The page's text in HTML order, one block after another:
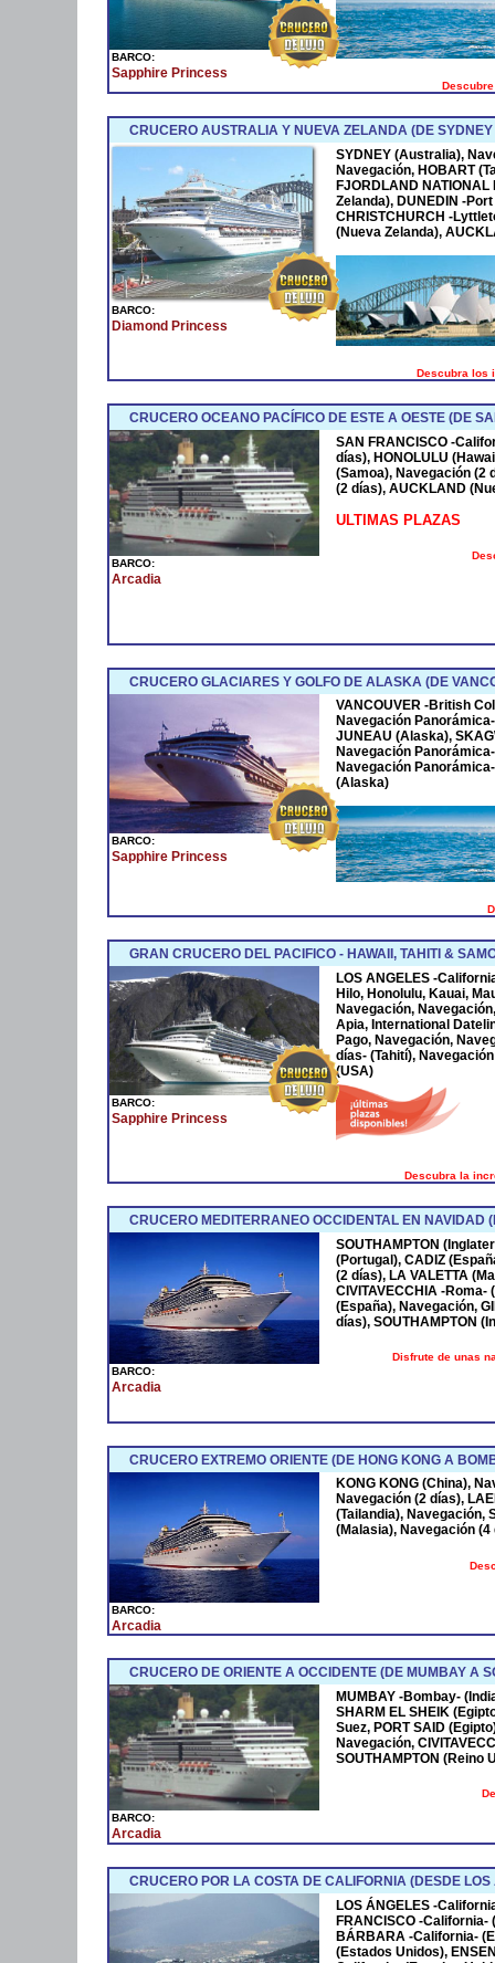
BARCO:
Sapphire Princess
CRUCERO AUSTRALIA Y NUEVA ZELANDA (DE
BARCO:
Diamond Princess
SYDNEY (Australia),
Navegación, HOBART
FJORDLAND
Zelanda), DUNEDIN -
CHRISTCHURCH -
(Nueva Zelanda),
Descubra los
CRUCERO OCEANO PACÍFICO DE ESTE A OESTE (DE
BARCO:
Arcadia
SAN FRANCISCO -
días), HONOLULU
(Samoa), Navegación (2
(2 días), AUCKLAND
ULTIMAS PLAZAS
CRUCERO GLACIARES Y GOLFO DE ALASKA (DE
BARCO:
Sapphire Princess
VANCOUVER -British
Navegación
JUNEAU (Alaska),
Navegación
Navegación
(Alaska)
GRAN CRUCERO DEL PACIFICO - HAWAII, TAHITI &
BARCO:
Sapphire Princess
LOS ANGELES -
Hilo, Honolulu, Kauai,
Navegación,
Apia, International
Pago, Navegación,
días- (Tahití),
(USA)
Descubra la
CRUCERO MEDITERRANEO OCCIDENTAL EN NAVIDAD
BARCO:
Arcadia
SOUTHAMPTON
(Portugal), CADIZ
(2 días), LA VALETTA
CIVITAVECCHIA -
(España), Navegación,
días), SOUTHAMPTON
Disfrute de unas
CRUCERO EXTREMO ORIENTE (DE HONG KONG A
BARCO:
Arcadia
KONG KONG (China),
Navegación (2 días),
(Tailandia), Navegación,
(Malasia), Navegación
CRUCERO DE ORIENTE A OCCIDENTE (DE MUMBAY A
BARCO:
Arcadia
MUMBAY -Bombay-
SHARM EL SHEIK
Suez, PORT SAID
Navegación,
SOUTHAMPTON (Reino
CRUCERO POR LA COSTA DE CALIFORNIA (DESDE LOS
LOS ÁNGELES -
FRANCISCO -California-
BÁRBARA -California-
(Estados Unidos),